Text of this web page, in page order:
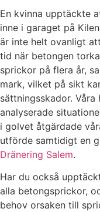
En kvinna upptäckte
inne i garaget på
är inte helt ovanligt
tid när betongen
sprickor på flera år,
mark, vilket på sikt
sättningsskador.
analyserade
i golvet åtgärdade
utförde samtidigt en
Dränering Salem.
Har du också
alla betongsprickor,
behov orsaken till